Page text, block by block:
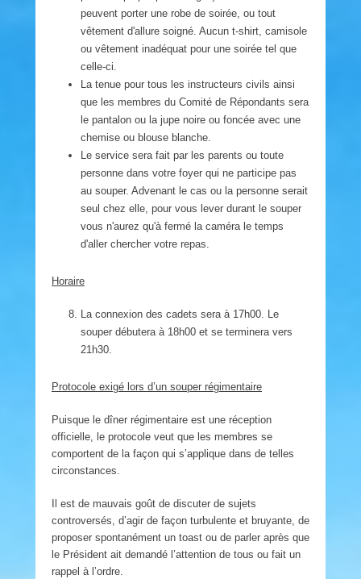
peuvent porter une robe de soirée, ou tout
vêtement d'allure soigné. Aucun t-shirt, camisole
ou vêtement inadéquat pour une soirée tel que
celle-ci.
La tenue pour tous les instructeurs civils ainsi
que les membres du Comité de Répondants sera
le pantalon ou la jupe noire ou foncée avec une
chemise ou blouse blanche.
Le service sera fait par les parents ou toute
personne dans votre foyer qui ne participe pas
au souper. Advenant le cas ou la personne serait
seul chez elle, pour vous lever durant le souper
vous n'aurez qu'à fermé la caméra le temps
d'aller chercher votre repas.
Horaire
La connexion des cadets sera à 17h00. Le
souper débutera à 18h00 et se terminera vers
21h30.
Protocole exigé lors d’un souper régimentaire
Puisque le dîner régimentaire est une réception
officielle, le protocole veut que les membres se
comportent de la façon qui s’applique dans de telles
circonstances.
Il est de mauvais goût de discuter de sujets
controversés, d’agir de façon turbulente et bruyante, de
proposer spontanément un toast ou de parler après que
le Président ait demandé l’attention de tous ou fait un
rappel à l’ordre.